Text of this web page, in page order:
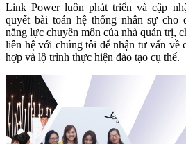
Link Power luôn phát triển và cập
quyết bài toán hệ thống nhân sự cho
năng lực chuyên môn của nhà quản trị,
liên hệ với chúng tôi để nhận tư vấn về
hợp và lộ trình thực hiện đào tạo cụ thể.